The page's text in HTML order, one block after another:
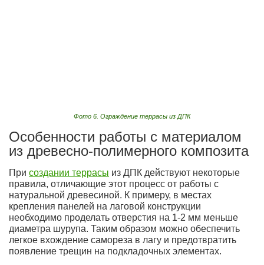
Фото 6. Ограждение террасы из ДПК
Особенности работы с материалом
из древесно-полимерного композита
При создании террасы из ДПК действуют некоторые
правила, отличающие этот процесс от работы с
натуральной древесиной. К примеру, в местах
крепления панелей на лаговой конструкции
необходимо проделать отверстия на 1-2 мм меньше
диаметра шурупа. Таким образом можно обеспечить
легкое вхождение самореза в лагу и предотвратить
появление трещин на подкладочных элементах.